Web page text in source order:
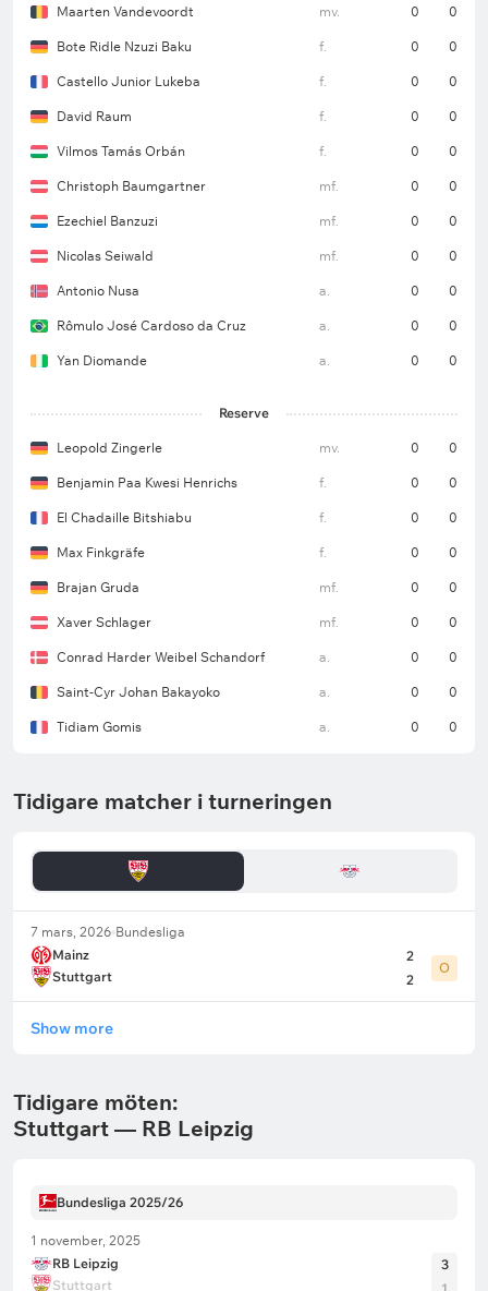
Maarten Vandevoordt mv. 0 0
Bote Ridle Nzuzi Baku f. 0 0
Castello Junior Lukeba f. 0 0
David Raum f. 0 0
Vilmos Tamás Orbán f. 0 0
Christoph Baumgartner mf. 0 0
Ezechiel Banzuzi mf. 0 0
Nicolas Seiwald mf. 0 0
Antonio Nusa a. 0 0
Rômulo José Cardoso da Cruz a. 0 0
Yan Diomande a. 0 0
Reserve
Leopold Zingerle mv. 0 0
Benjamin Paa Kwesi Henrichs f. 0 0
El Chadaille Bitshiabu f. 0 0
Max Finkgräfe f. 0 0
Brajan Gruda mf. 0 0
Xaver Schlager mf. 0 0
Conrad Harder Weibel Schandorf a. 0 0
Saint-Cyr Johan Bakayoko a. 0 0
Tidiam Gomis a. 0 0
Tidigare matcher i turneringen
7 mars, 2026 Bundesliga
Mainz
Stuttgart
2
2
O
Show more
Tidigare möten:
Stuttgart — RB Leipzig
Bundesliga 2025/26
1 november, 2025
RB Leipzig
Stuttgart
3